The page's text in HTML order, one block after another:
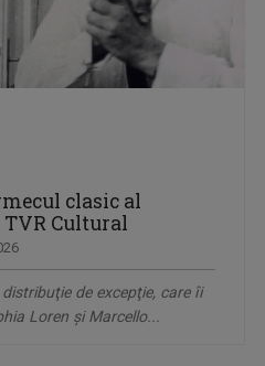
clasic al
Cultural
de excepţie, care îi
Loren şi Marcello...